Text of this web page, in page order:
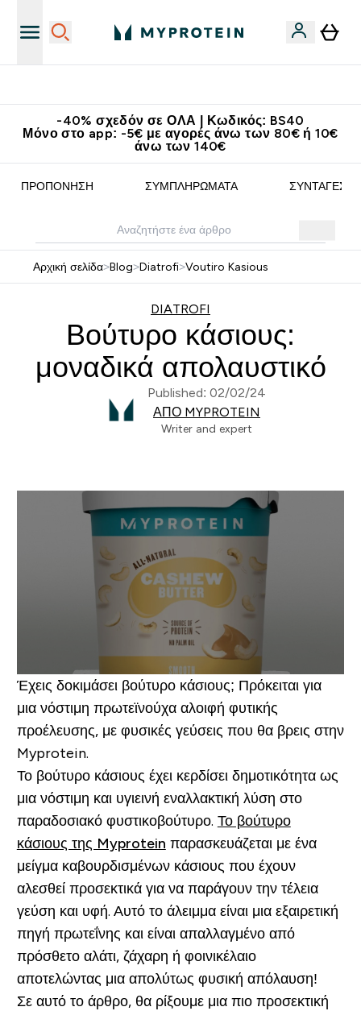
-40% σχεδόν σε ΟΛΑ | Κωδικός: BS40
Μόνο στο app: -5€ με αγορές άνω των 80€ ή 10€
άνω των 140€
ΠΡΟΠΌΝΗΣΗ ΣΥΜΠΛΗΡΏΜΑΤΑ ΣΥΝΤΑΓΈΣ
Αρχική σελίδα>Blog>Diatrofi>Voutiro Kasious
DIATROFI
Βούτυρο κάσιους:
μοναδικά απολαυστικό
Published: 02/02/24
ΑΠΌ MYPROTEIN
Writer and expert
Έχεις δοκιμάσει βούτυρο κάσιους; Πρόκειται για
μια νόστιμη πρωτεϊνούχα αλοιφή φυτικής
προέλευσης, με φυσικές γεύσεις που θα βρεις στην
Myprotein.
Το βούτυρο κάσιους έχει κερδίσει δημοτικότητα ως
μια νόστιμη και υγιεινή εναλλακτική λύση στο
παραδοσιακό φυστικοβούτυρο. Το βούτυρο
κάσιους της Myprotein παρασκευάζεται με ένα
μείγμα καβουρδισμένων κάσιους που έχουν
αλεσθεί προσεκτικά για να παράγουν την τέλεια
γεύση και υφή. Αυτό το άλειμμα είναι μια εξαιρετική
πηγή πρωτεΐνης και είναι απαλλαγμένο από
πρόσθετο αλάτι, ζάχαρη ή φοινικέλαιο
αποτελώντας μια απολύτως φυσική απόλαυση!
Σε αυτό το άρθρο, θα ρίξουμε μια πιο προσεκτική